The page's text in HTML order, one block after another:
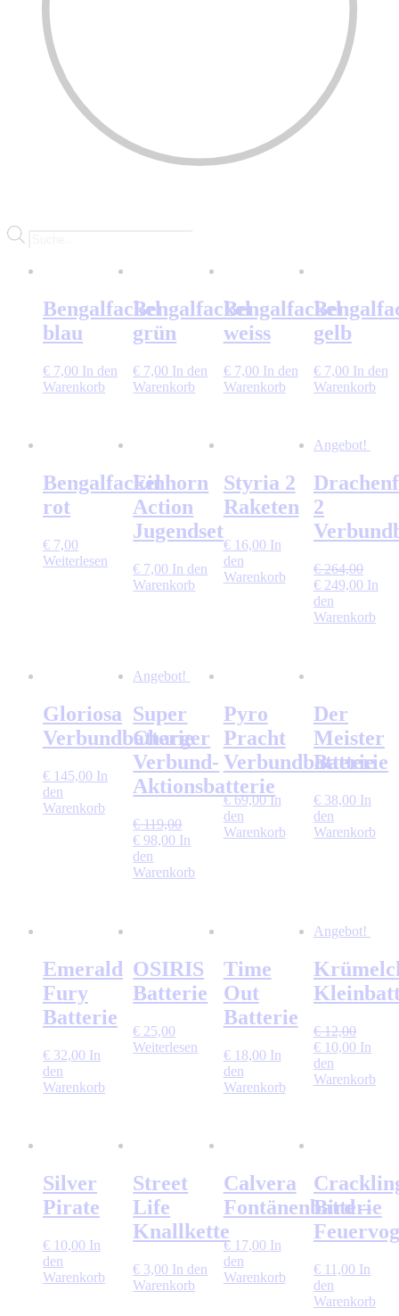
Bengalfackel
blau
€ 7,00 In den
Warenkorb
Bengalfackel
grün
€ 7,00 In den
Warenkorb
Bengalfackel
weiss
€7,00 In den
Warenkorb
gelb
€7,00 In den
Warenkorb
Bengalfackel
rot
€ 7,00
Weiterlesen
Einhorn
Action
Jugendset
€ 7,00 In den
Warenkorb
Styria 2
Raketen
€16,00 In
den
Warenkorb
Angebot!
2
€264,00
Ursprünglicher
Preis
war:
€249,00
ist:
In
den
Warenkorb
Gloriosa
Verbundbatterie
€ 145,00 In
den
Warenkorb
Angebot!
Super
Charger
Verbund-
Aktionsbatterie
€119,00
Ursprünglicher
Preis
war:
€ 98,00 Aktueller
ist:
In
den
Warenkorb
Pyro
Pracht
Verbundbatterie
€69,00 In
den
Warenkorb
Der
Meister
Batterie
€38,00 In
den
Warenkorb
Emerald
Fury
Batterie
€ 32,00 In
den
Warenkorb
OSIRIS
Batterie
€ 25,00
Weiterlesen
Time
Out
Batterie
€18,00 In
den
Warenkorb
Angebot!
€12,00
Ursprünglicher
Preis
war:
€10,00
ist:
In
den
Warenkorb
Silver
Pirate
€ 10,00 In
den
Warenkorb
Street
Life
Knallkette
€ 3,00 In den
Warenkorb
Calvera
Fontänenbatterie
€17,00 In
den
Warenkorb
Bird –
€11,00 In
den
Warenkorb